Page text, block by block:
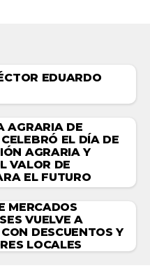
EDUARDO
AGRARIA DE
EL DÍA DE
AGRARIA Y
VALOR DE
EL FUTURO
MERCADOS
VUELVE A
DESCUENTOS Y
LOCALES